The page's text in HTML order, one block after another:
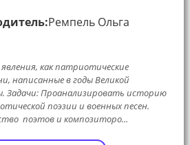
Ремпель Ольга
как патриотические
написанные в годы Великой
Задачи: Проанализировать историю
поэзии и военных песен.
поэтов и композиторо...